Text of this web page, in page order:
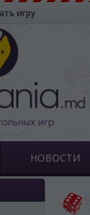
игру
НОВОСТИ